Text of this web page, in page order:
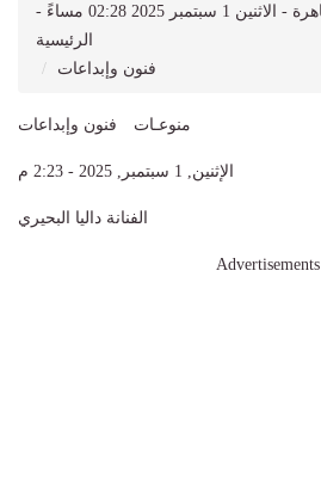
باسل النجار - القاهرة - الاثنين 1 سبتمبر 2025 02:28 مساءً -
الرئيسية
فنون وإبداعات
فنون وإبداعات منوعـات
الإثنين, 1 سبتمبر, 2025 - 2:23 م
الفنانة داليا البحيري
Advertisements